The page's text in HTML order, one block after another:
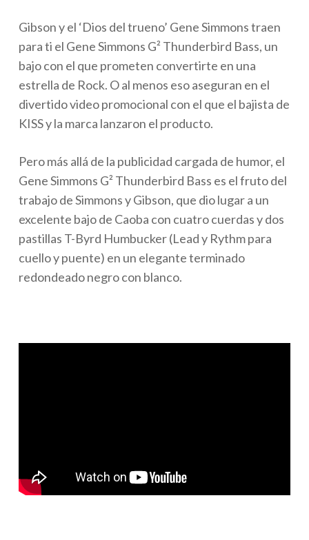
Gibson y el ‘Dios del trueno’ Gene Simmons traen
para ti el Gene Simmons G² Thunderbird Bass, un
bajo con el que prometen convertirte en una
estrella de Rock. O al menos eso aseguran en el
divertido video promocional con el que el bajista de
KISS y la marca lanzaron el producto.
Pero más allá de la publicidad cargada de humor, el
Gene Simmons G² Thunderbird Bass es el fruto del
trabajo de Simmons y Gibson, que dio lugar a un
excelente bajo de Caoba con cuatro cuerdas y dos
pastillas T-Byrd Humbucker (Lead y Rythm para
cuello y puente) en un elegante terminado
redondeado negro con blanco.